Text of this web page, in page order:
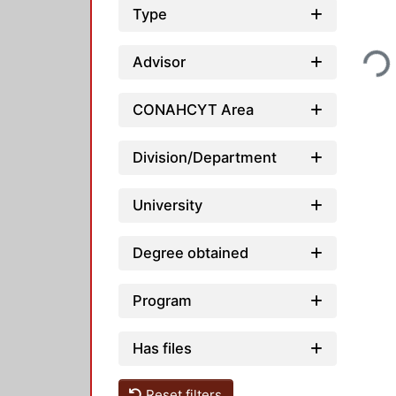
Type
Advisor
CONAHCYT Area
Division/Department
University
Degree obtained
Program
Has files
Loading...